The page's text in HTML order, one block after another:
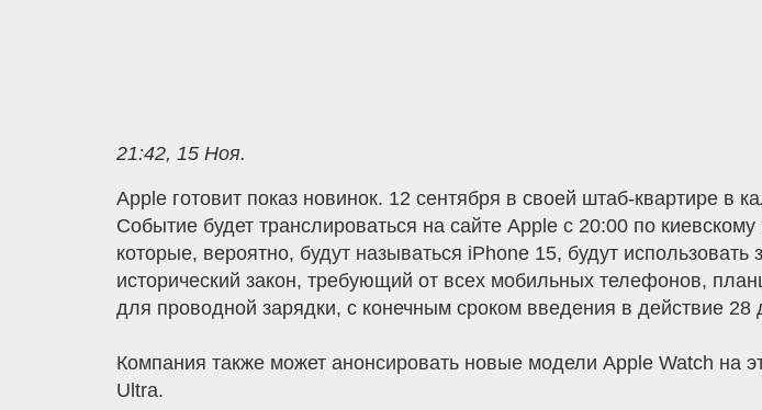
21:42, 15 Ноя.
Apple готовит показ новинок. 12 сентября в своей штаб-квартире в
Событие будет транслироваться на сайте Apple с 20:00 по
которые, вероятно, будут называться iPhone 15, будут
исторический закон, требующий от всех мобильных телефонов,
для проводной зарядки, с конечным сроком введения в действие 28
Компания также может анонсировать новые модели Apple Watch на
Ultra.